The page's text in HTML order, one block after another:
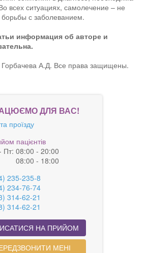
всех ситуациях, самолечение – не
с заболеванием.
информация об авторе и
А.Д. Все права защищены.
ДЛЯ ВАС!
проїзду
пацієнтів
Пт: 08:00 - 20:00
08:00 - 18:00
235-235-8
234-76-74
314-62-21
314-62-21
НА ПРИЙОМ
МЕНІ